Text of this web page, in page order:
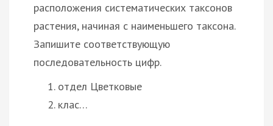
расположения систематических таксонов
растения, начиная с наименьшего таксона.
Запишите соответствующую
последовательность цифр.
отдел Цветковые
клас…